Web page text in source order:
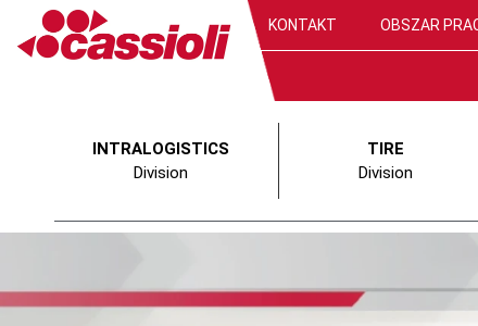
KONTAKT OBSZAR
INTRALOGISTICS
Division
TIRE
Division